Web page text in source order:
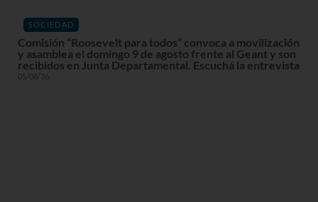
SOCIEDAD
Comisión “Roosevelt para todos” convoca a movilización
y asamblea el domingo 9 de agosto frente al Geant y son
recibidos en Junta Departamental. Escuchá la entrevista
05/08/26